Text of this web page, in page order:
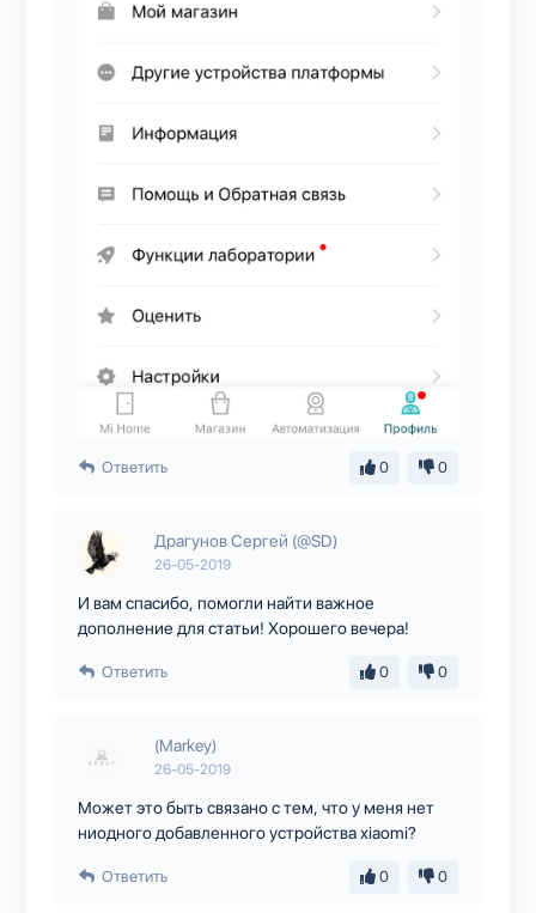
Ответить 0 0
Драгунов Сергей (@SD)
26-05-2019
И вам спасибо, помогли найти важное
дополнение для статьи! Хорошего вечера!
Ответить 0 0
(Markey)
26-05-2019
Может это быть связано с тем, что у меня нет
ниодного добавленного устройства xiaomi?
Ответить 0 0